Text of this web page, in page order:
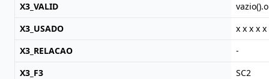
X3_VALID
X3_USADO
x x x x
X3_RELACAO
-
X3_F3
SC2